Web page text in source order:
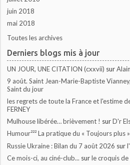
juin 2018
mai 2018
Toutes les archives
Derniers blogs mis à jour
UN JOUR, UNE CITATION (cxxvii) sur
9 août. Saint Jean-Marie-Baptiste
Saint du jour
les regrets de toute la France et l'estime
FERNEY
Mulhouse libérée… brièvement ! surD'r
Humour²²² La pratique du « Toujours plus
Russie Ukraine : Bilan du 7 août 2026 sur
Ce mois-ci, au ciné-club... surle croquis